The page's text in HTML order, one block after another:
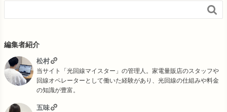

編集者紹介
松村
当サイト「光回線マイスター」の管理人。家電量販店のスタッフや
回線オペレーターとして働いた経験があり、光回線の仕組みや料金
の知識が豊富。
五味